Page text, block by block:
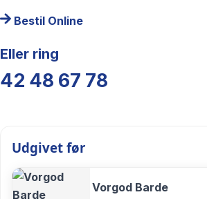
Bestil Online
Eller ring
42 48 67 78
Udgivet før
Vorgod Barde